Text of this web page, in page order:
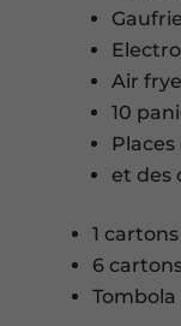
Air
10
Places
et des
1
6
Tombola